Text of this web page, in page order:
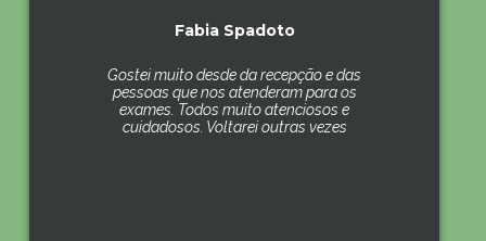
Fabia Spadoto
Gostei muito desde da recepção e das
pessoas que nos atenderam para os
exames. Todos muito atenciosos e
cuidadosos. Voltarei outras vezes